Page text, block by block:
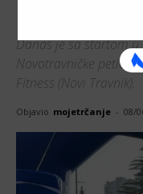
Danas je sa startom
Novotravničke petice
Fitness (Novi Travnik).
Objavio mojetrčanje - 08/